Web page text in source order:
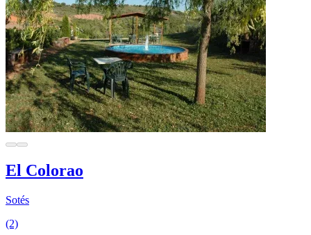
El Colorao
Sotés
(2)